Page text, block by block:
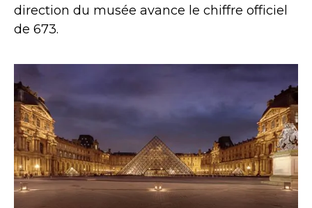
direction du musée avance le chiffre officiel
de 673.